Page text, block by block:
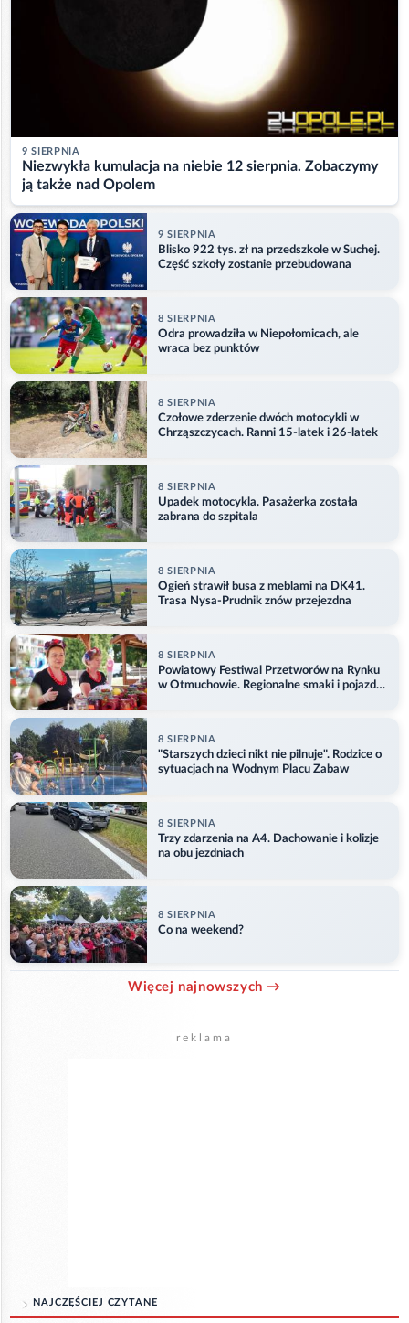
9 SIERPNIA
Niezwykła kumulacja na niebie 12 sierpnia. Zobaczymy
ją także nad Opolem
9 SIERPNIA
Blisko 922 tys. zł na przedszkole w Suchej.
Część szkoły zostanie przebudowana
8 SIERPNIA
Odra prowadziła w Niepołomicach, ale
wraca bez punktów
8 SIERPNIA
Czołowe zderzenie dwóch motocykli w
Chrząszczycach. Ranni 15-latek i 26-latek
8 SIERPNIA
Upadek motocykla. Pasażerka została
zabrana do szpitala
8 SIERPNIA
Ogień strawił busa z meblami na DK41.
Trasa Nysa-Prudnik znów przejezdna
8 SIERPNIA
Powiatowy Festiwal Przetworów na Rynku
w Otmuchowie. Regionalne smaki i pojazdy
8 SIERPNIA
"Starszych dzieci nikt nie pilnuje". Rodzice o
sytuacjach na Wodnym Placu Zabaw
8 SIERPNIA
Trzy zdarzenia na A4. Dachowanie i kolizje
na obu jezdniach
8 SIERPNIA
Co na weekend?
Więcej najnowszych →
reklama
NAJCZĘŚCIEJ CZYTANE